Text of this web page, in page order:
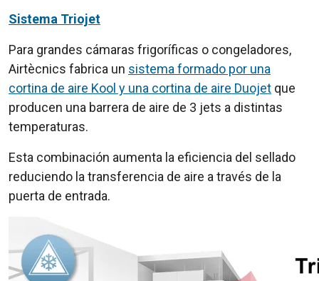
Sistema Triojet
Para grandes cámaras frigoríficas o congeladores,
Airtècnics fabrica un sistema formado por una
cortina de aire Kool y una cortina de aire Duojet que
producen una barrera de aire de 3 jets a distintas
temperaturas.
Esta combinación aumenta la eficiencia del sellado
reduciendo la transferencia de aire a través de la
puerta de entrada.